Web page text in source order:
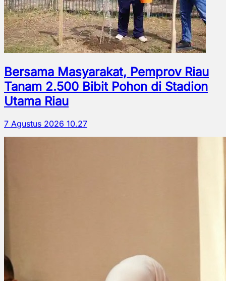
Bersama Masyarakat, Pemprov Riau
Tanam 2.500 Bibit Pohon di Stadion
Utama Riau
7 Agustus 2026 10.27